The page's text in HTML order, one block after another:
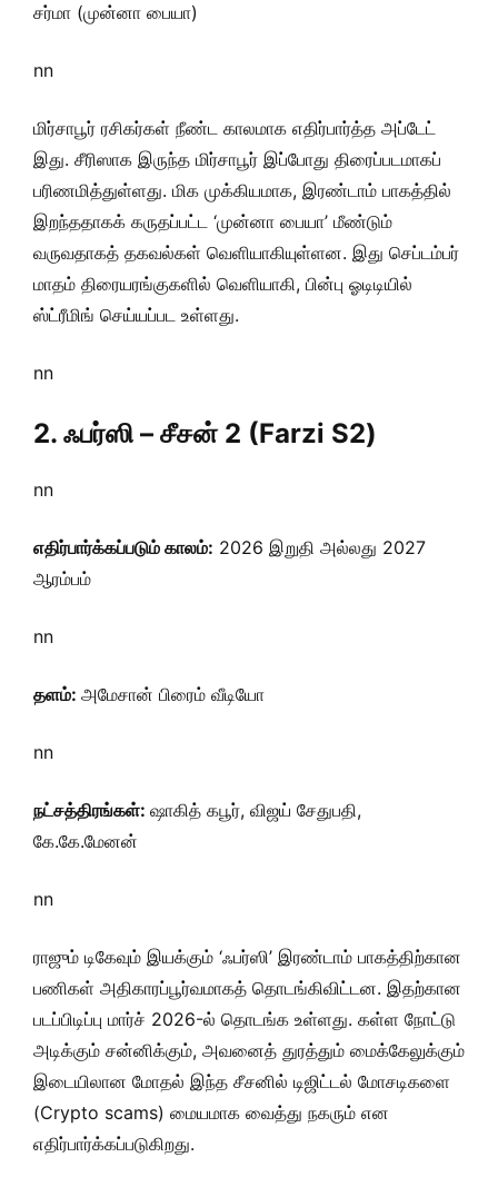
சர்மா (முன்னா பையா)
nn
மிர்சாபூர் ரசிகர்கள் நீண்ட காலமாக எதிர்பார்த்த அப்டேட்
இது. சீரிஸாக இருந்த மிர்சாபூர் இப்போது திரைப்படமாகப்
பரிணமித்துள்ளது. மிக முக்கியமாக, இரண்டாம் பாகத்தில்
இறந்ததாகக் கருதப்பட்ட ‘முன்னா பையா’ மீண்டும்
வருவதாகத் தகவல்கள் வெளியாகியுள்ளன. இது செப்டம்பர்
மாதம் திரையரங்குகளில் வெளியாகி, பின்பு ஓடிடியில்
ஸ்ட்ரீமிங் செய்யப்பட உள்ளது.
nn
2. ஃபர்ஸி – சீசன் 2 (Farzi S2)
nn
எதிர்பார்க்கப்படும் காலம்: 2026 இறுதி அல்லது 2027
ஆரம்பம்
nn
தளம்: அமேசான் பிரைம் வீடியோ
nn
நட்சத்திரங்கள்: ஷாகித் கபூர், விஜய் சேதுபதி,
கே.கே.மேனன்
nn
ராஜும் டிகேவும் இயக்கும் ‘ஃபர்ஸி’ இரண்டாம் பாகத்திற்கான
பணிகள் அதிகாரப்பூர்வமாகத் தொடங்கிவிட்டன. இதற்கான
படப்பிடிப்பு மார்ச் 2026-ல் தொடங்க உள்ளது. கள்ள நோட்டு
அடிக்கும் சன்னிக்கும், அவனைத் துரத்தும் மைக்கேலுக்கும்
இடையிலான மோதல் இந்த சீசனில் டிஜிட்டல் மோசடிகளை
(Crypto scams) மையமாக வைத்து நகரும் என
எதிர்பார்க்கப்படுகிறது.